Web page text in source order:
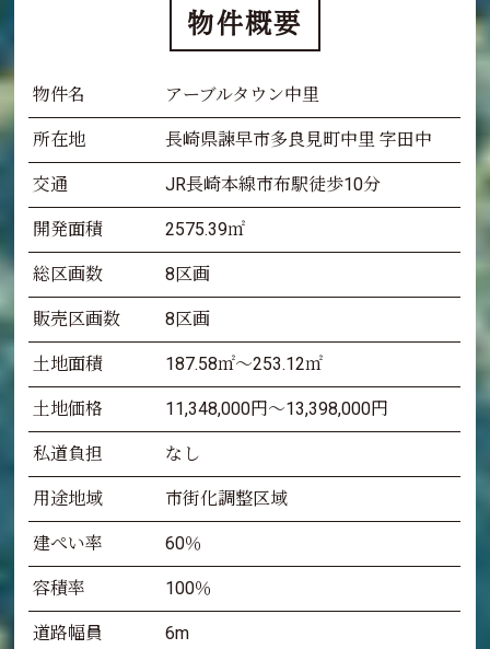
物件概要
物件名 アーブルタウン中里
所在地 長崎県諫早市多良見町中里 字田中
交通 JR長崎本線市布駅徒歩10分
開発面積 2575.39㎡
総区画数 8区画
販売区画数 8区画
土地面積 187.58㎡～253.12㎡
土地価格 11,348,000円～13,398,000円
私道負担 なし
用途地域 市街化調整区域
建ぺい率 60％
容積率 100％
道路幅員 6m